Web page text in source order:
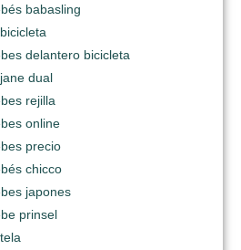
babasling
delantero bicicleta
dual
rejilla
online
precio
chicco
japones
prinsel